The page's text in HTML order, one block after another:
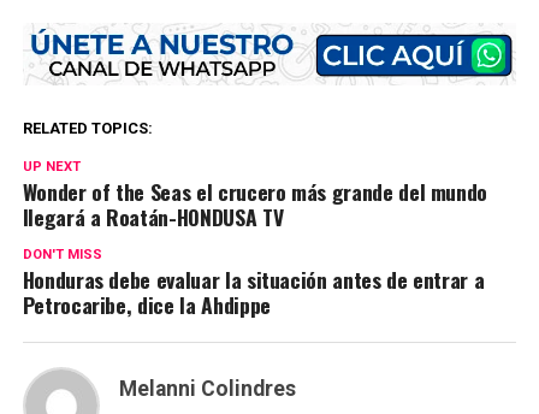
RELATED TOPICS:
UP NEXT
Wonder of the Seas el crucero más grande del mundo
llegará a Roatán-HONDUSA TV
DON'T MISS
Honduras debe evaluar la situación antes de entrar a
Petrocaribe, dice la Ahdippe
Melanni Colindres